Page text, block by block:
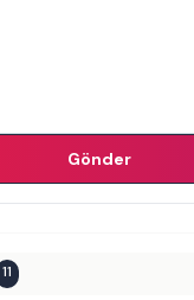
Gönder
11